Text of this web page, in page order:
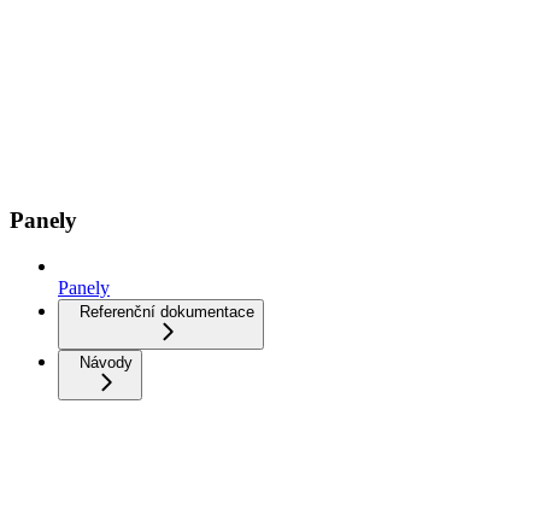
Panely
Panely
Referenční dokumentace
Návody